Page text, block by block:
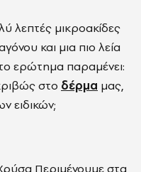
λεπτές μικροακίδες
και μια πιο λεία
ερώτημα παραμένει:
στο δέρμα μας,
ειδικών;
Περιμένουμε στα